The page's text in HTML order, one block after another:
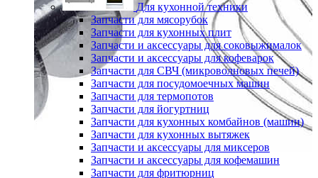
Для кухонной техники
Запчасти для мясорубок
Запчасти для кухонных плит
Запчасти и аксессуары для соковыжималок
Запчасти и аксессуары для кофеварок
Запчасти для СВЧ (микроволновых печей)
Запчасти для посудомоечных машин
Запчасти для термопотов
Запчасти для йогуртниц
Запчасти для кухонных комбайнов (машин)
Запчасти для кухонных вытяжек
Запчасти и аксессуары для миксеров
Запчасти и аксессуары для кофемашин
Запчасти для фритюрниц